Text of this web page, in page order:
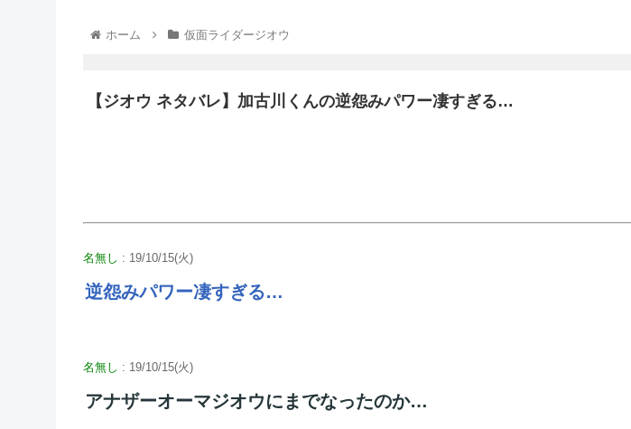
ホーム 仮面ライダージオウ
【ジオウ ネタバレ】加古川くんの逆怨みパワー凄すぎる…
名無し : 19/10/15(火)
逆怨みパワー凄すぎる…
名無し : 19/10/15(火)
アナザーオーマジオウにまでなったのか…